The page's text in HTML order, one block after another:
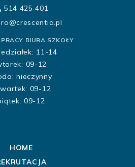
514 425 401
BIURA SZKOŁY
11-14
09-12
nieczynny
09-12
09-12
HOME